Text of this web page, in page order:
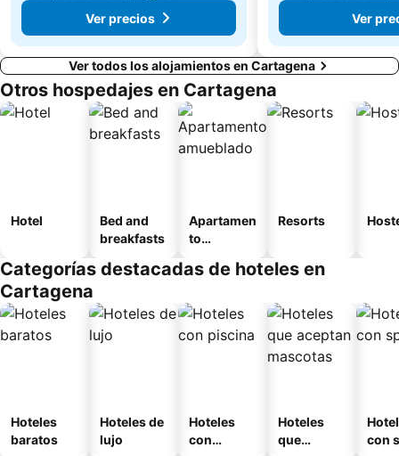
Ver precios
Ver
Ver todos los alojamientos en Cartagena
Otros hospedajes en Cartagena
Hotel
Bed and
breakfasts
Apartamen
to
o
Resorts
Categorías destacadas de hoteles en
Cartagena
Hoteles
baratos
Hoteles de
lujo
Hoteles
con
Hoteles
que
con